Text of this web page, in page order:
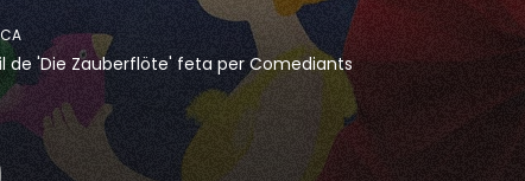
de 'Die Zauberflöte' feta per Comediants